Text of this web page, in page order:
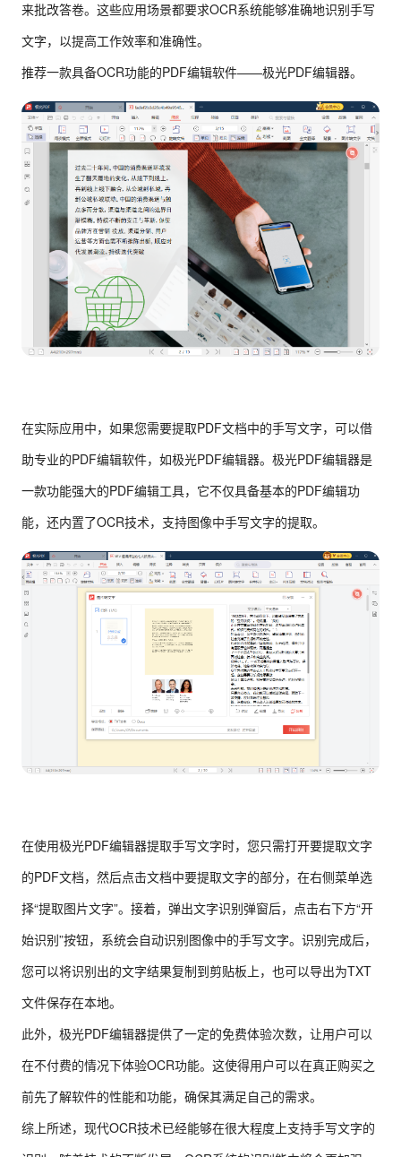
来批改答卷。这些应用场景都要求OCR系统能够准确地识别手写
文字，以提高工作效率和准确性。
推荐一款具备OCR功能的PDF编辑软件——极光PDF编辑器。
在实际应用中，如果您需要提取PDF文档中的手写文字，可以借
助专业的PDF编辑软件，如极光PDF编辑器。极光PDF编辑器是
一款功能强大的PDF编辑工具，它不仅具备基本的PDF编辑功
能，还内置了OCR技术，支持图像中手写文字的提取。
在使用极光PDF编辑器提取手写文字时，您只需打开要提取文字
的PDF文档，然后点击文档中要提取文字的部分，在右侧菜单选
择“提取图片文字”。接着，弹出文字识别弹窗后，点击右下方“开
始识别”按钮，系统会自动识别图像中的手写文字。识别完成后，
您可以将识别出的文字结果复制到剪贴板上，也可以导出为TXT
文件保存在本地。
此外，极光PDF编辑器提供了一定的免费体验次数，让用户可以
在不付费的情况下体验OCR功能。这使得用户可以在真正购买之
前先了解软件的性能和功能，确保其满足自己的需求。
综上所述，现代OCR技术已经能够在很大程度上支持手写文字的